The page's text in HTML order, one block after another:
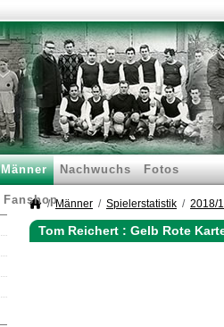
Männer Nachwuchs Fotos
FanshopMänner Spielerstatistik 2018/
Tom Reichert : Gelb Rote